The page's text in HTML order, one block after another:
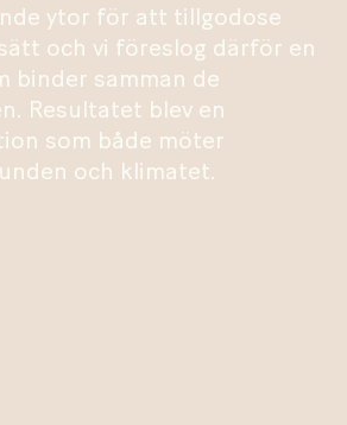
ytor för att tillgodose
och vi föreslog därför en
binder samman de
Resultatet blev en
som både möter
och klimatet.